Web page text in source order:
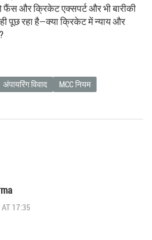
फैंस और क्रिकेट एक्सपर्ट और भी बारीकी
पूछ रहा है—क्या क्रिकेट में न्याय और
अंपायरिंग विवाद MCC नियम
17:35